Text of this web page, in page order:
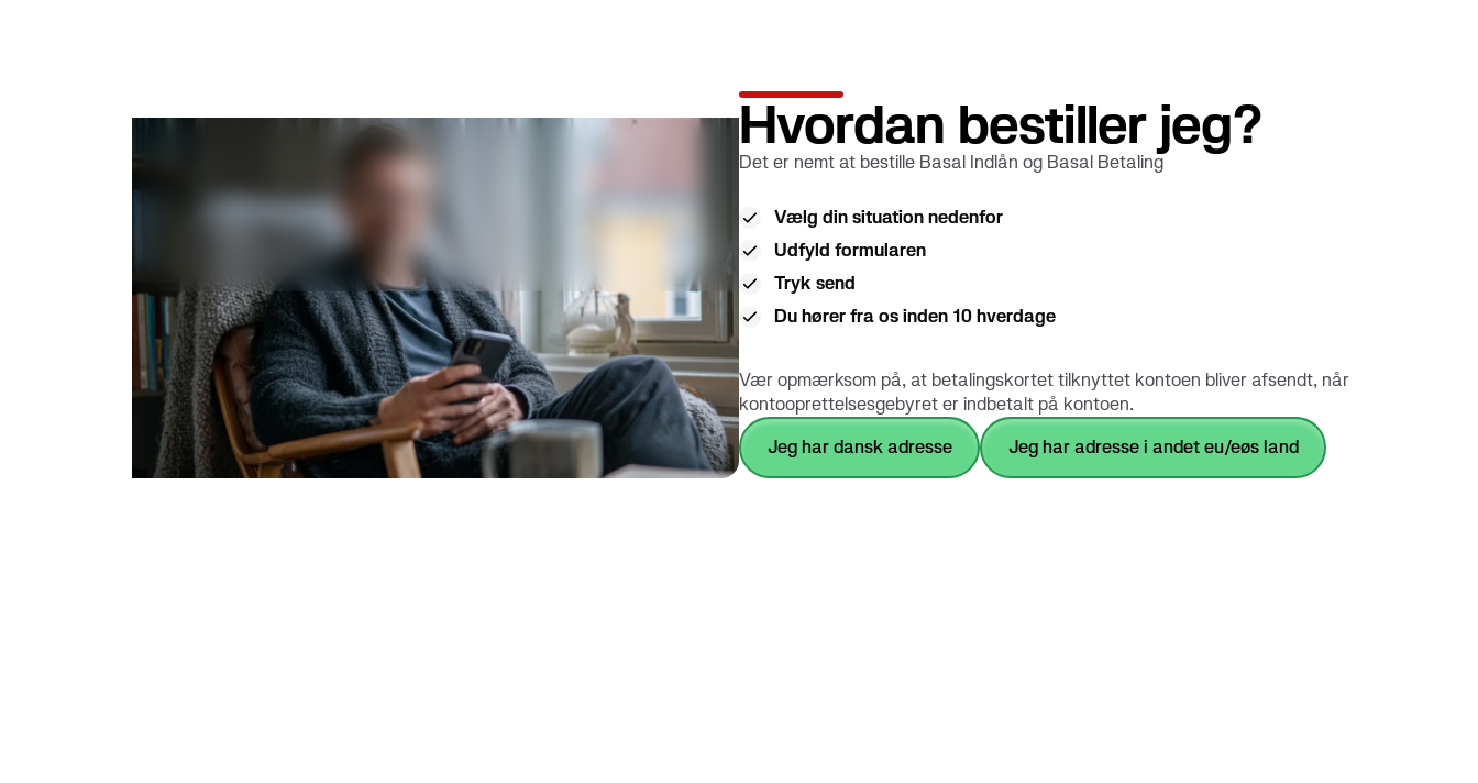
Hvordan bestiller jeg?
Det er nemt at bestille Basal Indlån og Basal Betaling
Vælg din situation nedenfor
Udfyld formularen
Tryk send
Du hører fra os inden 10 hverdage
Vær opmærksom på, at betalingskortet tilknyttet kontoen bliver afsendt, når
kontooprettelsesgebyret er indbetalt på kontoen.
Jeg har dansk adresse
jeg har adresse i andet eu/eøs land